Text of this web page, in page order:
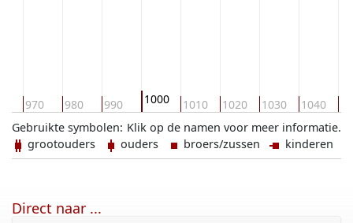
970 980 990 1000 1010 1020 1030 1040
Klik op de namen voor meer informatie.
Gebruikte symbolen:
grootouders
ouders broers/zussen kinderen
Direct naar ...